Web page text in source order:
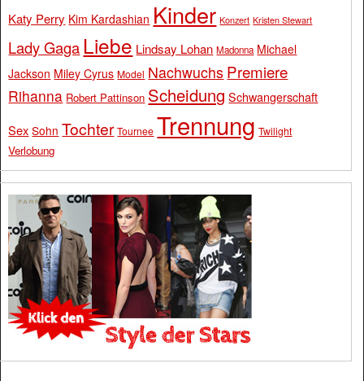
Katy Perry Kim Kardashian Kinder Konzert Kristen Stewart
Lady Gaga Liebe Lindsay Lohan Madonna Michael
Jackson Miley Cyrus Model Nachwuchs Premiere
Rihanna Robert Pattinson Scheidung Schwangerschaft
Sex Sohn Tochter Tournee Trennung Twilight
Verlobung